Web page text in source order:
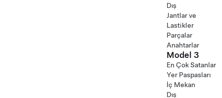
Dış
Jantlar ve
Lastikler
Parçalar
Anahtarlar
Model 3
En Çok Satanlar
Yer Paspasları
İç Mekan
Dış